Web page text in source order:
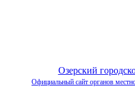
Озерский
Официальный сайт органов